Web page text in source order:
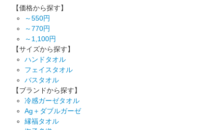
【価格から探す】
～550円
～770円
～1,100円
【サイズから探す】
ハンドタオル
フェイスタオル
バスタオル
【ブランドから探す】
冷感ガーゼタオル
Ag＋ダブルガーゼ
縁福タオル